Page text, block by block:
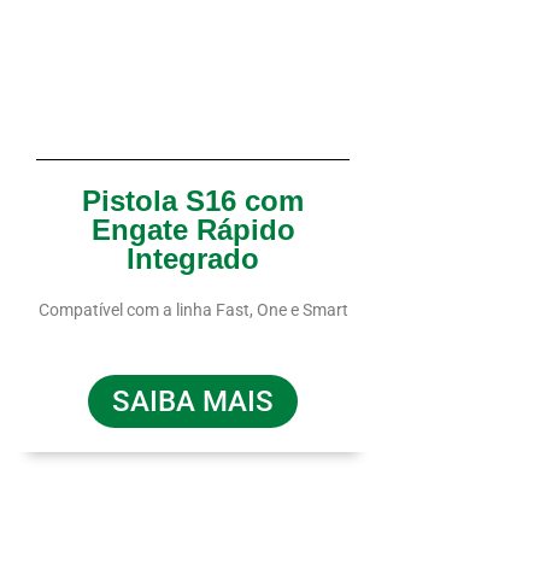
Pistola S16 com
Engate Rápido
Integrado
Compatível com a linha Fast, One e Smart
SAIBA MAIS